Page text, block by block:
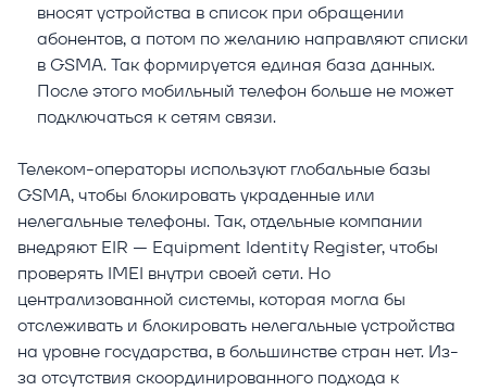
вносят устройства в список при обращении
абонентов, а потом по желанию направляют списки
в GSMA. Так формируется единая база данных.
После этого мобильный телефон больше не может
подключаться к сетям связи.
Телеком-операторы используют глобальные базы
GSMA, чтобы блокировать украденные или
нелегальные телефоны. Так, отдельные компании
внедряют EIR — Equipment Identity Register, чтобы
проверять IMEI внутри своей сети. Но
централизованной системы, которая могла бы
отслеживать и блокировать нелегальные устройства
на уровне государства, в большинстве стран нет. Из-
за отсутствия скоординированного подхода к